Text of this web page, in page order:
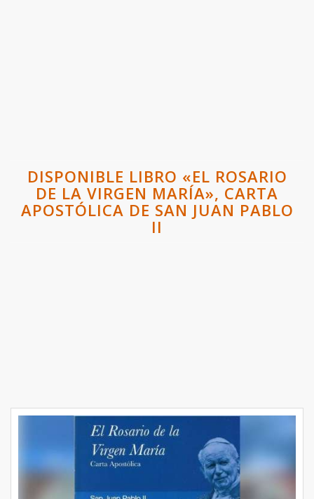
DISPONIBLE LIBRO «EL ROSARIO
DE LA VIRGEN MARÍA», CARTA
APOSTÓLICA DE SAN JUAN PABLO
II